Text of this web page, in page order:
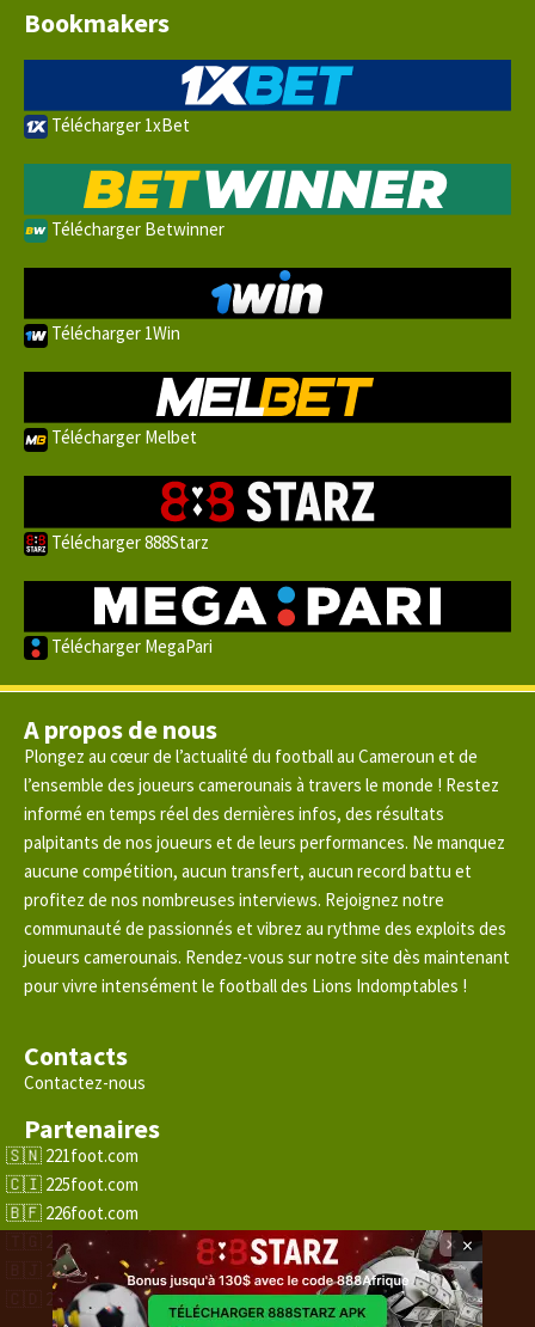
Bookmakers
Télécharger 1xBet
Télécharger Betwinner
Télécharger 1Win
Télécharger Melbet
Télécharger 888Starz
Télécharger MegaPari
A propos de nous
Plongez au cœur de l’actualité du football au Cameroun et de
l’ensemble des joueurs camerounais à travers le monde ! Restez
informé en temps réel des dernières infos, des résultats
palpitants de nos joueurs et de leurs performances. Ne manquez
aucune compétition, aucun transfert, aucun record battu et
profitez de nos nombreuses interviews. Rejoignez notre
communauté de passionnés et vibrez au rythme des exploits des
joueurs camerounais. Rendez-vous sur notre site dès maintenant
pour vivre intensément le football des Lions Indomptables !
Contacts
Contactez-nous
Partenaires
221foot.com
225foot.com
226foot.com
228foot.com
229foot.com
243foot.com
×